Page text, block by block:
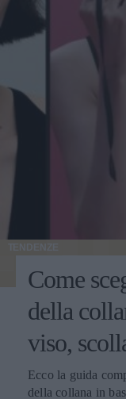
TENDENZE
Come
della
viso,
Ecco la guida
della collana in